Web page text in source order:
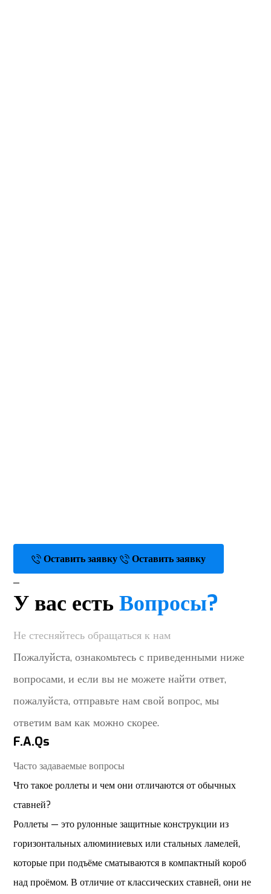
Оставить заявку
Оставить заявку
_
У вас естьВопросы?
Не стесняйтесь обращаться к нам
Пожалуйста, ознакомьтесь с приведенными ниже
вопросами, и если вы не можете найти ответ,
пожалуйста, отправьте нам свой вопрос, мы
ответим вам как можно скорее.
F.A.Qs
Часто задаваемые вопросы
Что такое роллеты и чем они отличаются от обычных
ставней?
Роллеты — это рулонные защитные конструкции из
горизонтальных алюминиевых или стальных ламелей,
которые при подъёме сматываются в компактный короб
над проёмом. В отличие от классических ставней, они не